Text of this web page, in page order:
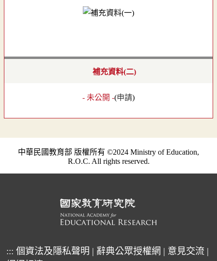
補充資料(二)
- 未公開 -(申請)
中華民國教育部 版權所有 ©2024 Ministry of Education,
R.O.C. All rights reserved.
::: 個資法及隱私聲明 | 辭典公眾授權網 | 意見交流 |